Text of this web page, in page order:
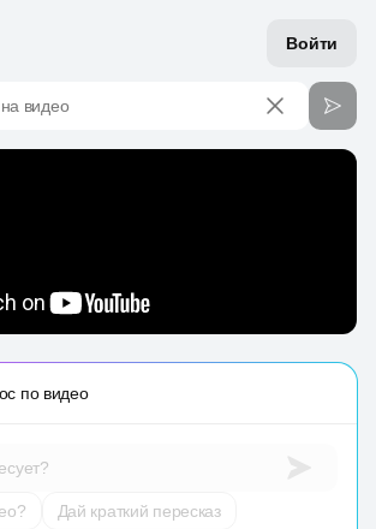
Войти
видео
по видео
Дай краткий пересказ